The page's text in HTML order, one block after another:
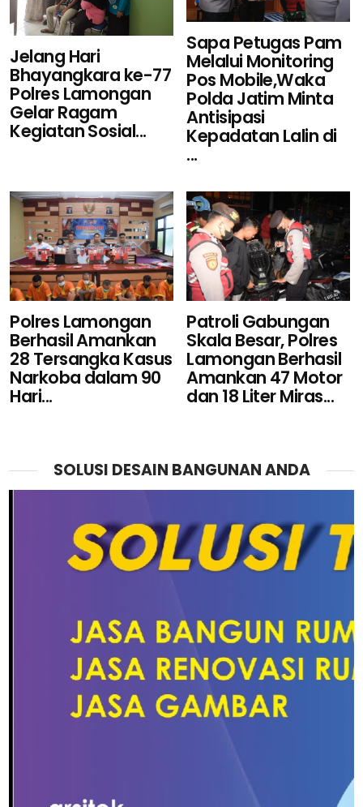
Jelang Hari
Bhayangkara ke-77
Polres Lamongan
Gelar Ragam
Kegiatan Sosial...
Sapa Petugas Pam
Melalui Monitoring
Pos Mobile,Waka
Polda Jatim Minta
Antisipasi
Kepadatan Lalin di
...
Polres Lamongan
Berhasil Amankan
28 Tersangka Kasus
Narkoba dalam 90
Hari...
Patroli Gabungan
Skala Besar, Polres
Lamongan Berhasil
Amankan 47 Motor
dan 18 Liter Miras...
SOLUSI DESAIN BANGUNAN ANDA